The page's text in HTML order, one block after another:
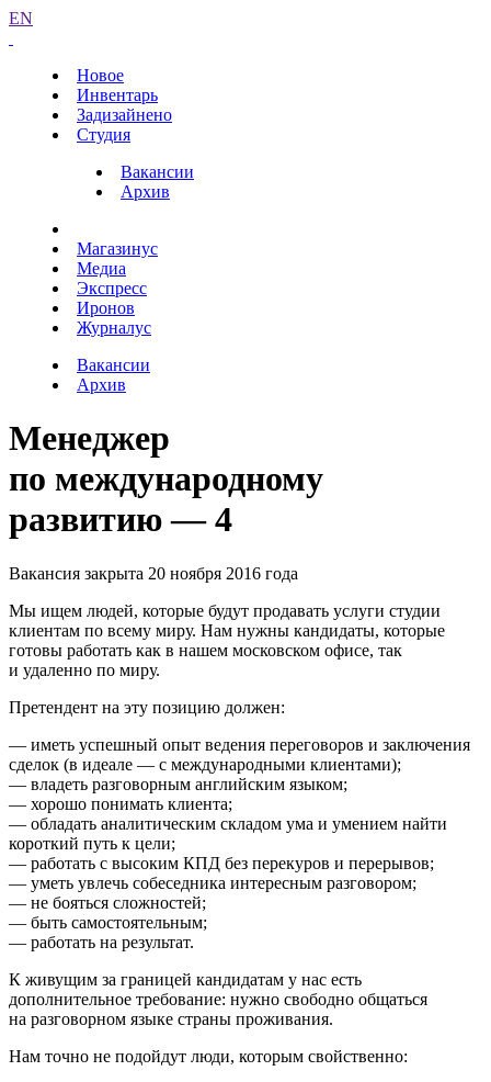
EN
Новое
Инвентарь
Задизайнено
Студия
Вакансии
Архив
Магазинус
Медиа
Экспресс
Иронов
Журналус
Вакансии
Архив
Менеджер
по международному
развитию — 4
Вакансия закрыта 20 ноября 2016 года
Мы ищем людей, которые будут продавать услуги студии
клиентам по всему миру. Нам нужны кандидаты, которые
готовы работать как в нашем московском офисе, так
и удаленно по миру.
Претендент на эту позицию должен:
— иметь успешный опыт ведения переговоров и заключения
сделок (в идеале — с международными клиентами);
— владеть разговорным английским языком;
— хорошо понимать клиента;
— обладать аналитическим складом ума и умением найти
короткий путь к цели;
— работать с высоким КПД без перекуров и перерывов;
— уметь увлечь собеседника интересным разговором;
— не бояться сложностей;
— быть самостоятельным;
— работать на результат.
К живущим за границей кандидатам у нас есть
дополнительное требование: нужно свободно общаться
на разговорном языке страны проживания.
Нам точно не подойдут люди, которым свойственно: